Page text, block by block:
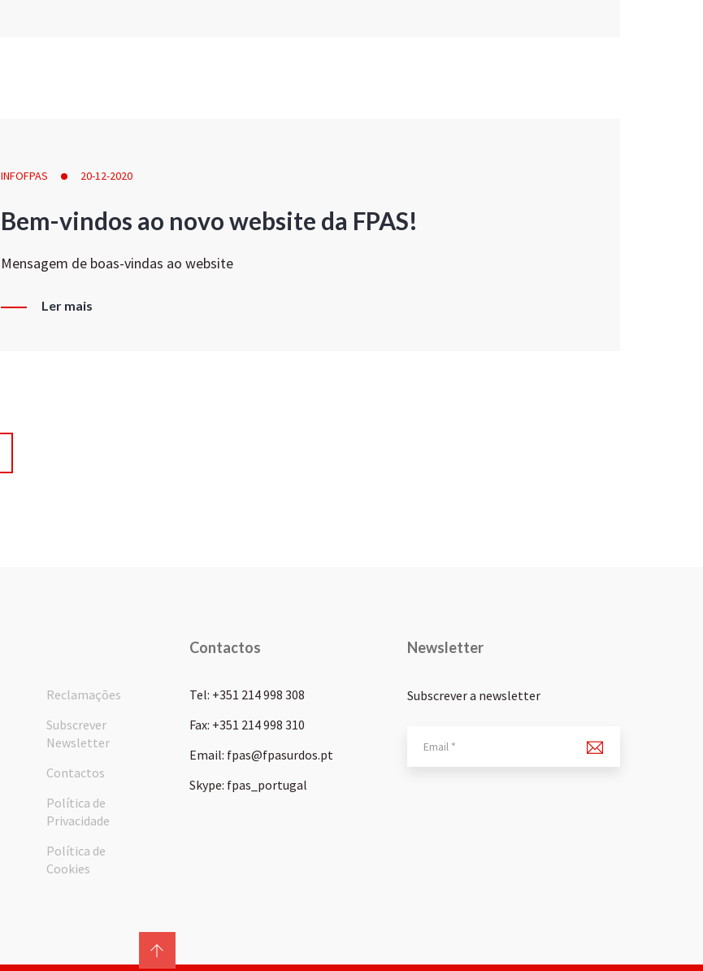
INFOFPAS 20-12-2020
Bem-vindos ao novo website da FPAS!
Mensagem de boas-vindas ao website
Ler mais
Reclamações
Subscrever
Newsletter
Contactos
Política de
Privacidade
Política de
Cookies
Contactos
Tel: +351 214 998 308
Fax: +351 214 998 310
Email: fpas@fpasurdos.pt
Skype: fpas_portugal
Newsletter
Subscrever a newsletter